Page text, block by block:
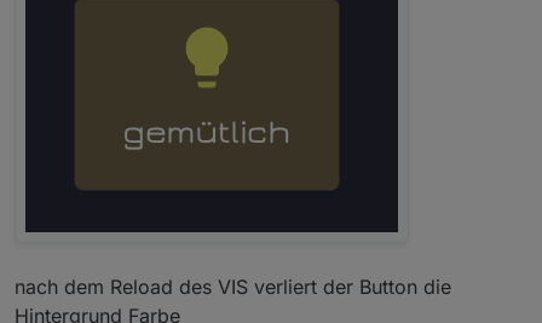
nach dem Reload des VIS verliert der Button die
Hintergrund Farbe